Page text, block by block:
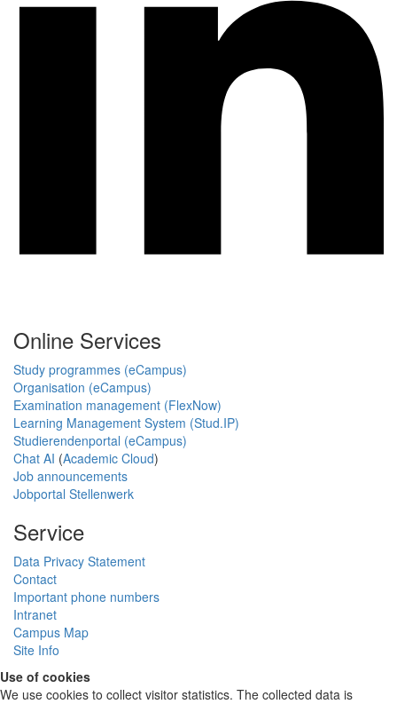
Online Services
Study programmes (eCampus)
Organisation (eCampus)
Examination management (FlexNow)
Learning Management System (Stud.IP)
Studierendenportal (eCampus)
Chat AI (Academic Cloud)
Job announcements
Jobportal Stellenwerk
Service
Data Privacy Statement
Contact
Important phone numbers
Intranet
Campus Map
Site Info
Use of cookies
We use cookies to collect visitor statistics. The collected data is